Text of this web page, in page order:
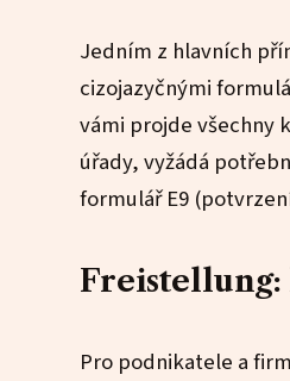
Jedním z hlavních
cizojazyčnými
vámi projde všechny
úřady, vyžádá
formulář E9
Pro podnikatele a